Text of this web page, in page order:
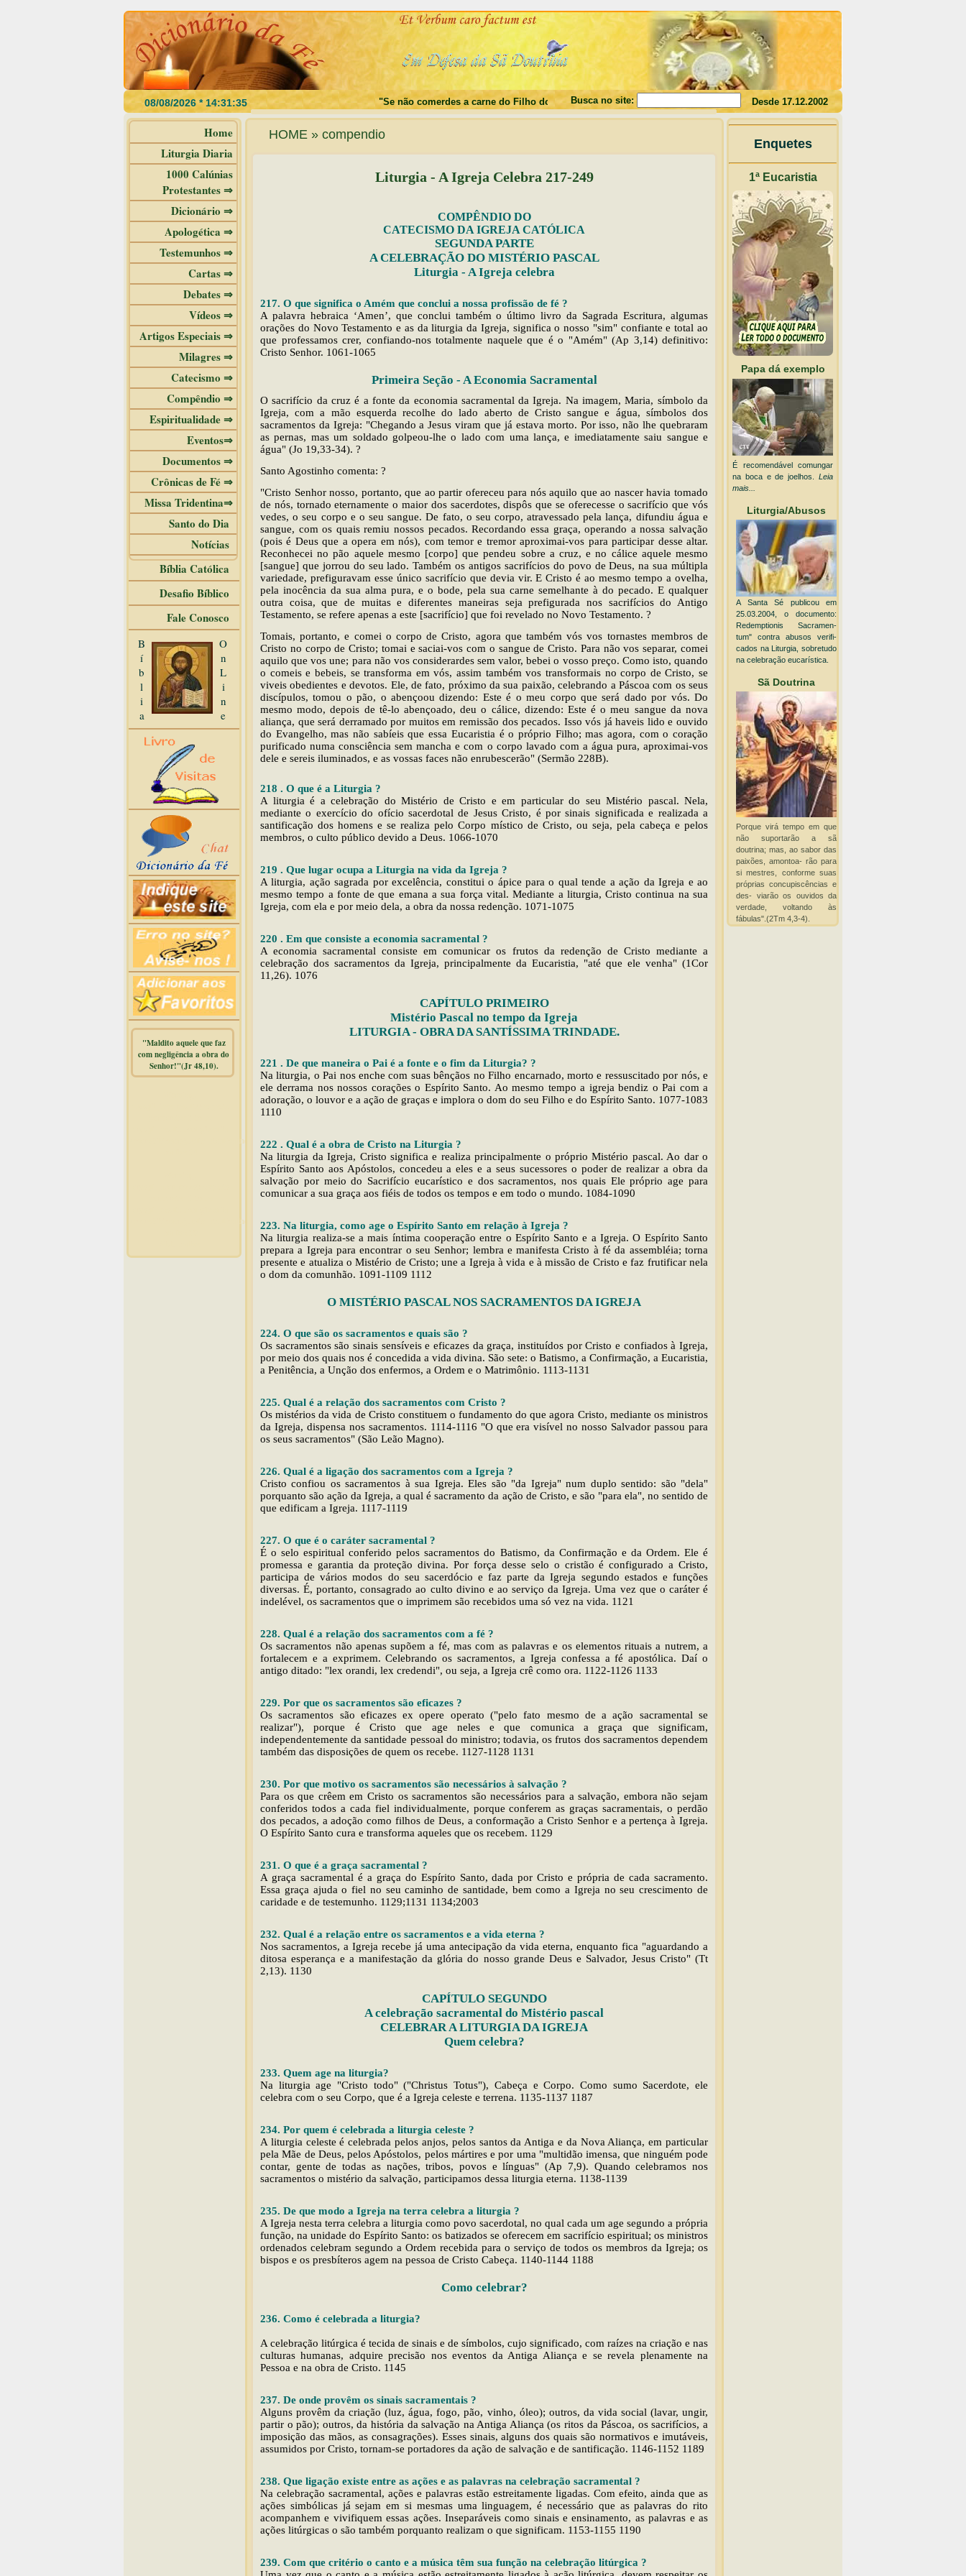
"Se não comerdes a carne do Filho do Homem, e não beberdes o seu sangue, não tereis a vida em vós"(Jo 6,53)
Busca no site: Desde 17.12.2002
Home
Liturgia Diaria
1000 Calúnias
Protestantes ⇒
Dicionário ⇒
Apologética ⇒
Testemunhos ⇒
Cartas ⇒
Debates ⇒
Vídeos ⇒
Artigos Especiais ⇒
Milagres ⇒
Catecismo ⇒
Compêndio ⇒
Espiritualidade ⇒
Eventos⇒
Documentos ⇒
Crônicas de Fé ⇒
Missa Tridentina⇒
Santo do Dia
Notícias
Bíblia Católica
Desafio Bíblico
Fale Conosco
B
í
b
l
i
a
O
n
L
i
n
e
"Maldito aquele que faz
com negligência a obra do
Senhor!"(Jr 48,10).
/home/dicionar/public_html/online.php
/home/dicionar/public_html/online.php
HOME » compendio
Liturgia - A Igreja Celebra 217-249
COMPÊNDIO DO
CATECISMO DA IGREJA CATÓLICA
SEGUNDA PARTE
A CELEBRAÇÃO DO MISTÉRIO PASCAL
Liturgia - A Igreja celebra
217. O que significa o Amém que conclui a nossa profissão de fé ?
A palavra hebraica ‘Amen’, que conclui também o último livro da Sagrada Escritura, algumas
orações do Novo Testamento e as da liturgia da Igreja, significa o nosso "sim" confiante e total ao
que professamos crer, confiando-nos totalmente naquele que é o "Amém" (Ap 3,14) definitivo:
Cristo Senhor. 1061-1065
Primeira Seção - A Economia Sacramental
O sacrifício da cruz é a fonte da economia sacramental da Igreja. Na imagem, Maria, símbolo da
Igreja, com a mão esquerda recolhe do lado aberto de Cristo sangue e água, símbolos dos
sacramentos da Igreja: "Chegando a Jesus viram que já estava morto. Por isso, não lhe quebraram
as pernas, mas um soldado golpeou-lhe o lado com uma lança, e imediatamente saiu sangue e
água" (Jo 19,33-34). ?
Santo Agostinho comenta: ?
"Cristo Senhor nosso, portanto, que ao partir ofereceu para nós aquilo que ao nascer havia tomado
de nós, tornado eternamente o maior dos sacerdotes, dispôs que se oferecesse o sacrifício que vós
vedes, o seu corpo e o seu sangue. De fato, o seu corpo, atravessado pela lança, difundiu água e
sangue, com os quais remiu nossos pecados. Recordando essa graça, operando a nossa salvação
(pois é Deus que a opera em nós), com temor e tremor aproximai-vos para participar desse altar.
Reconhecei no pão aquele mesmo [corpo] que pendeu sobre a cruz, e no cálice aquele mesmo
[sangue] que jorrou do seu lado. Também os antigos sacrifícios do povo de Deus, na sua múltipla
variedade, prefiguravam esse único sacrifício que devia vir. E Cristo é ao mesmo tempo a ovelha,
pela inocência da sua alma pura, e o bode, pela sua carne semelhante à do pecado. E qualquer
outra coisa, que de muitas e diferentes maneiras seja prefigurada nos sacrifícios do Antigo
Testamento, se refere apenas a este [sacrifício] que foi revelado no Novo Testamento. ?
Tomais, portanto, e comei o corpo de Cristo, agora que também vós vos tornastes membros de
Cristo no corpo de Cristo; tomai e saciai-vos com o sangue de Cristo. Para não vos separar, comei
aquilo que vos une; para não vos considerardes sem valor, bebei o vosso preço. Como isto, quando
o comeis e bebeis, se transforma em vós, assim também vos transformais no corpo de Cristo, se
viveis obedientes e devotos. Ele, de fato, próximo da sua paixão, celebrando a Páscoa com os seus
discípulos, tomou o pão, o abençoou dizendo: Este é o meu corpo que será dado por vós. Do
mesmo modo, depois de tê-lo abençoado, deu o cálice, dizendo: Este é o meu sangue da nova
aliança, que será derramado por muitos em remissão dos pecados. Isso vós já haveis lido e ouvido
do Evangelho, mas não sabíeis que essa Eucaristia é o próprio Filho; mas agora, com o coração
purificado numa consciência sem mancha e com o corpo lavado com a água pura, aproximai-vos
dele e sereis iluminados, e as vossas faces não enrubescerão" (Sermão 228B).
218 . O que é a Liturgia ?
A liturgia é a celebração do Mistério de Cristo e em particular do seu Mistério pascal. Nela,
mediante o exercício do ofício sacerdotal de Jesus Cristo, é por sinais significada e realizada a
santificação dos homens e se realiza pelo Corpo místico de Cristo, ou seja, pela cabeça e pelos
membros, o culto público devido a Deus. 1066-1070
219 . Que lugar ocupa a Liturgia na vida da Igreja ?
A liturgia, ação sagrada por excelência, constitui o ápice para o qual tende a ação da Igreja e ao
mesmo tempo a fonte de que emana a sua força vital. Mediante a liturgia, Cristo continua na sua
Igreja, com ela e por meio dela, a obra da nossa redenção. 1071-1075
220 . Em que consiste a economia sacramental ?
A economia sacramental consiste em comunicar os frutos da redenção de Cristo mediante a
celebração dos sacramentos da Igreja, principalmente da Eucaristia, "até que ele venha" (1Cor
11,26). 1076
CAPÍTULO PRIMEIRO
Mistério Pascal no tempo da Igreja
LITURGIA - OBRA DA SANTÍSSIMA TRINDADE.
221 . De que maneira o Pai é a fonte e o fim da Liturgia? ?
Na liturgia, o Pai nos enche com suas bênçãos no Filho encarnado, morto e ressuscitado por nós, e
ele derrama nos nossos corações o Espírito Santo. Ao mesmo tempo a igreja bendiz o Pai com a
adoração, o louvor e a ação de graças e implora o dom do seu Filho e do Espírito Santo. 1077-1083
1110
222 . Qual é a obra de Cristo na Liturgia ?
Na liturgia da Igreja, Cristo significa e realiza principalmente o próprio Mistério pascal. Ao dar o
Espírito Santo aos Apóstolos, concedeu a eles e a seus sucessores o poder de realizar a obra da
salvação por meio do Sacrifício eucarístico e dos sacramentos, nos quais Ele próprio age para
comunicar a sua graça aos fiéis de todos os tempos e em todo o mundo. 1084-1090
223. Na liturgia, como age o Espírito Santo em relação à Igreja ?
Na liturgia realiza-se a mais íntima cooperação entre o Espírito Santo e a Igreja. O Espírito Santo
prepara a Igreja para encontrar o seu Senhor; lembra e manifesta Cristo à fé da assembléia; torna
presente e atualiza o Mistério de Cristo; une a Igreja à vida e à missão de Cristo e faz frutificar nela
o dom da comunhão. 1091-1109 1112
O MISTÉRIO PASCAL NOS SACRAMENTOS DA IGREJA
224. O que são os sacramentos e quais são ?
Os sacramentos são sinais sensíveis e eficazes da graça, instituídos por Cristo e confiados à Igreja,
por meio dos quais nos é concedida a vida divina. São sete: o Batismo, a Confirmação, a Eucaristia,
a Penitência, a Unção dos enfermos, a Ordem e o Matrimônio. 1113-1131
225. Qual é a relação dos sacramentos com Cristo ?
Os mistérios da vida de Cristo constituem o fundamento do que agora Cristo, mediante os ministros
da Igreja, dispensa nos sacramentos. 1114-1116 "O que era visível no nosso Salvador passou para
os seus sacramentos" (São Leão Magno).
226. Qual é a ligação dos sacramentos com a Igreja ?
Cristo confiou os sacramentos à sua Igreja. Eles são "da Igreja" num duplo sentido: são "dela"
porquanto são ação da Igreja, a qual é sacramento da ação de Cristo, e são "para ela", no sentido de
que edificam a Igreja. 1117-1119
227. O que é o caráter sacramental ?
É o selo espiritual conferido pelos sacramentos do Batismo, da Confirmação e da Ordem. Ele é
promessa e garantia da proteção divina. Por força desse selo o cristão é configurado a Cristo,
participa de vários modos do seu sacerdócio e faz parte da Igreja segundo estados e funções
diversas. É, portanto, consagrado ao culto divino e ao serviço da Igreja. Uma vez que o caráter é
indelével, os sacramentos que o imprimem são recebidos uma só vez na vida. 1121
228. Qual é a relação dos sacramentos com a fé ?
Os sacramentos não apenas supõem a fé, mas com as palavras e os elementos rituais a nutrem, a
fortalecem e a exprimem. Celebrando os sacramentos, a Igreja confessa a fé apostólica. Daí o
antigo ditado: "lex orandi, lex credendi", ou seja, a Igreja crê como ora. 1122-1126 1133
229. Por que os sacramentos são eficazes ?
Os sacramentos são eficazes ex opere operato ("pelo fato mesmo de a ação sacramental se
realizar"), porque é Cristo que age neles e que comunica a graça que significam,
independentemente da santidade pessoal do ministro; todavia, os frutos dos sacramentos dependem
também das disposições de quem os recebe. 1127-1128 1131
230. Por que motivo os sacramentos são necessários à salvação ?
Para os que crêem em Cristo os sacramentos são necessários para a salvação, embora não sejam
conferidos todos a cada fiel individualmente, porque conferem as graças sacramentais, o perdão
dos pecados, a adoção como filhos de Deus, a conformação a Cristo Senhor e a pertença à Igreja.
O Espírito Santo cura e transforma aqueles que os recebem. 1129
231. O que é a graça sacramental ?
A graça sacramental é a graça do Espírito Santo, dada por Cristo e própria de cada sacramento.
Essa graça ajuda o fiel no seu caminho de santidade, bem como a Igreja no seu crescimento de
caridade e de testemunho. 1129;1131 1134;2003
232. Qual é a relação entre os sacramentos e a vida eterna ?
Nos sacramentos, a Igreja recebe já uma antecipação da vida eterna, enquanto fica "aguardando a
ditosa esperança e a manifestação da glória do nosso grande Deus e Salvador, Jesus Cristo" (Tt
2,13). 1130
CAPÍTULO SEGUNDO
A celebração sacramental do Mistério pascal
CELEBRAR A LITURGIA DA IGREJA
Quem celebra?
233. Quem age na liturgia?
Na liturgia age "Cristo todo" ("Christus Totus"), Cabeça e Corpo. Como sumo Sacerdote, ele
celebra com o seu Corpo, que é a Igreja celeste e terrena. 1135-1137 1187
234. Por quem é celebrada a liturgia celeste ?
A liturgia celeste é celebrada pelos anjos, pelos santos da Antiga e da Nova Aliança, em particular
pela Mãe de Deus, pelos Apóstolos, pelos mártires e por uma "multidão imensa, que ninguém pode
contar, gente de todas as nações, tribos, povos e línguas" (Ap 7,9). Quando celebramos nos
sacramentos o mistério da salvação, participamos dessa liturgia eterna. 1138-1139
235. De que modo a Igreja na terra celebra a liturgia ?
A Igreja nesta terra celebra a liturgia como povo sacerdotal, no qual cada um age segundo a própria
função, na unidade do Espírito Santo: os batizados se oferecem em sacrifício espiritual; os ministros
ordenados celebram segundo a Ordem recebida para o serviço de todos os membros da Igreja; os
bispos e os presbíteros agem na pessoa de Cristo Cabeça. 1140-1144 1188
Como celebrar?
236. Como é celebrada a liturgia?
A celebração litúrgica é tecida de sinais e de símbolos, cujo significado, com raízes na criação e nas
culturas humanas, adquire precisão nos eventos da Antiga Aliança e se revela plenamente na
Pessoa e na obra de Cristo. 1145
237. De onde provêm os sinais sacramentais ?
Alguns provêm da criação (luz, água, fogo, pão, vinho, óleo); outros, da vida social (lavar, ungir,
partir o pão); outros, da história da salvação na Antiga Aliança (os ritos da Páscoa, os sacrifícios, a
imposição das mãos, as consagrações). Esses sinais, alguns dos quais são normativos e imutáveis,
assumidos por Cristo, tornam-se portadores da ação de salvação e de santificação. 1146-1152 1189
238. Que ligação existe entre as ações e as palavras na celebração sacramental ?
Na celebração sacramental, ações e palavras estão estreitamente ligadas. Com efeito, ainda que as
ações simbólicas já sejam em si mesmas uma linguagem, é necessário que as palavras do rito
acompanhem e vivifiquem essas ações. Inseparáveis como sinais e ensinamento, as palavras e as
ações litúrgicas o são também porquanto realizam o que significam. 1153-1155 1190
239. Com que critério o canto e a música têm sua função na celebração litúrgica ?
Enquetes
1ª Eucaristia
Papa dá exemplo
É recomendável comungar
na boca e de joelhos. Leia
mais...
Liturgia/Abusos
A Santa Sé publicou em
25.03.2004, o documento:
Redemptionis Sacramen-
tum" contra abusos verifi-
cados na Liturgia, sobretudo
na celebração eucarística.
Sã Doutrina
Porque virá tempo em que
não suportarão a sã
doutrina; mas, ao sabor das
paixões, amontoa- rão para
si mestres, conforme suas
próprias concupiscências e
des- viarão os ouvidos da
verdade, voltando às
fábulas".(2Tm 4,3-4).